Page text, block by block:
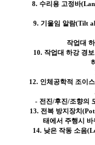
8. 수리용 고정바
9. 기울임 알람(Tilt
작업대
10. 작업대 하강 경
12. 인체공학적 조이
- 전진/후진/조향의
13. 전복 방지장치
태에서 주행시
14. 낮은 작동 소음